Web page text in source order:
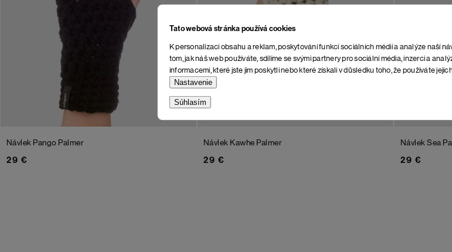
Tato webová stránka používá cookies
K personalizaci obsahu a reklam, poskytování funkcí sociálních médií a analýze naší
tom, jak náš web používáte, sdílíme se svými partnery pro sociální média, inzerci a
informacemi, které jste jim poskytli nebo které získali v důsledku toho, že používáte
Nastavenie
Súhlasím
Návlek Pango Palmer
29 €
Návlek Kawhe Palmer
29 €
Návlek Sea
29 €